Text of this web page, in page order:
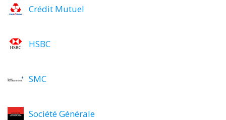
Crédit Mutuel
HSBC
SMC
Société Générale